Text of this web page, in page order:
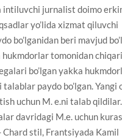
intiluvchi jurnalist doimo
yo’lida xizmat qiluvchi
bo’lganidan beri mavjud
tomonidan
bo’lgan yakka
paydo bo’lgan. Yangi
uchun M. e.ni talab
davridagi M.e. uchun
Chard stil, Frantsiyada Kamil